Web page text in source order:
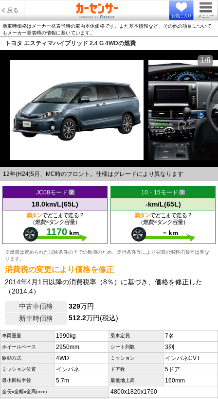
戻る
お気に入り メニュー
新車時価格はメーカー発表当時の車両本体価格です。また基本情報など、その他の項目について
もメーカー発表時の情報に基いています。
トヨタ エスティマハイブリッド 2.4 G 4WDの燃費
12年(H24)5月、MC時のフロント。仕様はグレードにより異なります
1/8
JC08モード
18.0km/L(65L)
満タンでどこまで走る？
（燃費×タンク容量）
1170 km
10・15モード
-km/L(65L)
満タンでどこまで走る？
（燃費×タンク容量）
- km
※燃費は定められた試験条件の下での数値のため、走行条件等により実際の燃料消費率は異な
ります。
消費税の変更により価格を修正
2014年4月1日以降の消費税率（8％）に基づき、価格を修正した
（2014.4）
中古車価格
329万円
新車時価格
512.2万円(税込)
車両重量 1990kg 乗車定員 7名
ホイールベース 2950mm シート列数 3列
駆動方式 4WD ミッション インパネCVT
ミッション位置 インパネ ドア数 5ドア
最小回転半径 5.7m 最低地上高 160mm
全長x全幅x全高(mm) 4800x1820x1760